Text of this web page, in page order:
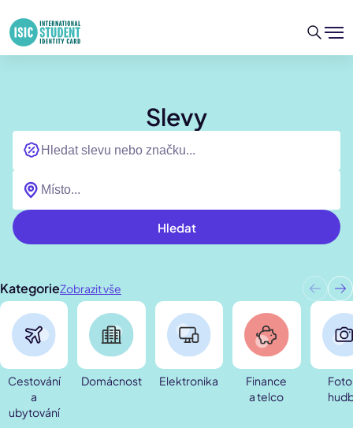
Slevy
Hledat
KategorieZobrazit vše
Cestování
a
ubytování
Domácnost Elektronika
Finance
a telco